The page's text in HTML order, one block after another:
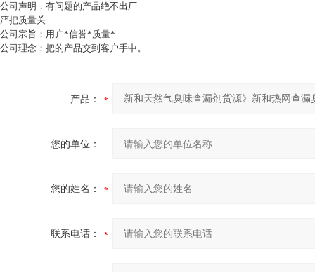
公司声明，有问题的产品绝不出厂
严把质量关
公司宗旨；用户*信誉*质量*
公司理念；把的产品交到客户手中。
产品：
您的单位：
您的姓名：
联系电话：